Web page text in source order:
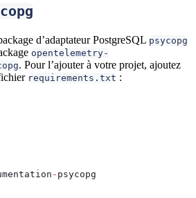
d’adaptateur PostgreSQL psycopg
opentelemetry-
. Pour l’ajouter à votre projet, ajoutez
requirements.txt :
- psycopg